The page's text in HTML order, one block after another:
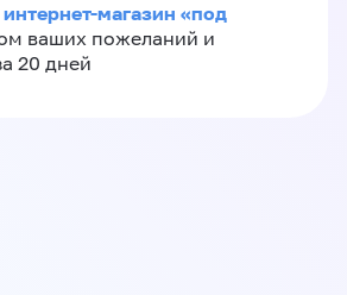
интернет-магазин «‎под
ваших пожеланий и
20 дней